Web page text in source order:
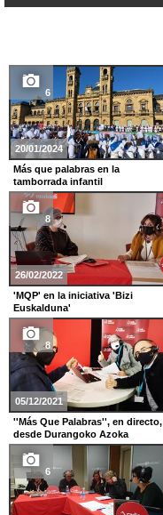
6
20/01/2024
Más que palabras en la
tamborrada infantil
8
26/02/2022
'MQP' en la iniciativa 'Bizi
Euskalduna'
8
05/12/2021
''Más Que Palabras'', en directo,
desde Durangoko Azoka
6